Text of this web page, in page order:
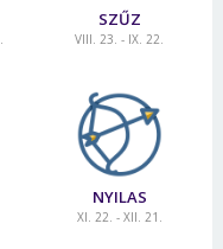
SZŰZ
VIII. 23. - IX. 22.
NYILAS
XI. 22. - XII. 21.